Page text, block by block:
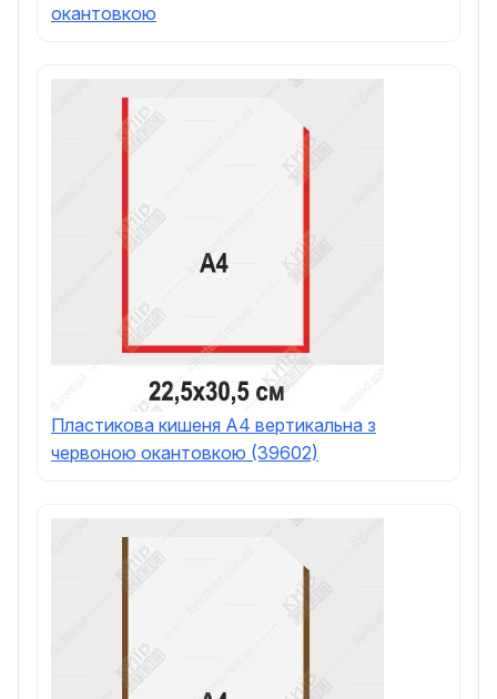
окантовкою
Пластикова кишеня А4 вертикальна з
червоною окантовкою (39602)